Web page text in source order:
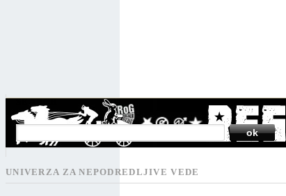
SEARCH
UNIVERZA ZA NEPODREDLJIVE VEDE